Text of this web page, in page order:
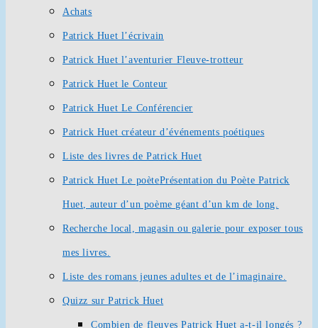
Achats
Patrick Huet l’écrivain
Patrick Huet l’aventurier Fleuve-trotteur
Patrick Huet le Conteur
Patrick Huet Le Conférencier
Patrick Huet créateur d’événements poétiques
Liste des livres de Patrick Huet
Patrick Huet Le poètePrésentation du Poète Patrick
Huet, auteur d’un poème géant d’un km de long.
Recherche local, magasin ou galerie pour exposer tous
mes livres.
Liste des romans jeunes adultes et de l’imaginaire.
Quizz sur Patrick Huet
Combien de fleuves Patrick Huet a-t-il longés ?